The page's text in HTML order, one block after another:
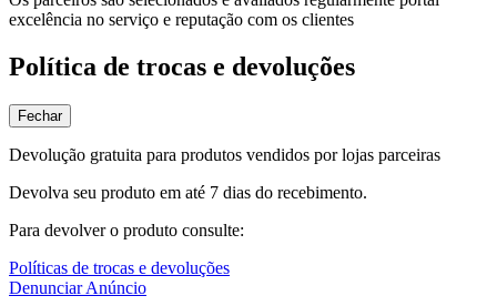
excelência no serviço e reputação com os clientes
Política de trocas e devoluções
Fechar
Devolução gratuita para produtos vendidos por lojas parceiras
Devolva seu produto em até 7 dias do recebimento.
Para devolver o produto consulte:
Políticas de trocas e devoluções
Denunciar Anúncio